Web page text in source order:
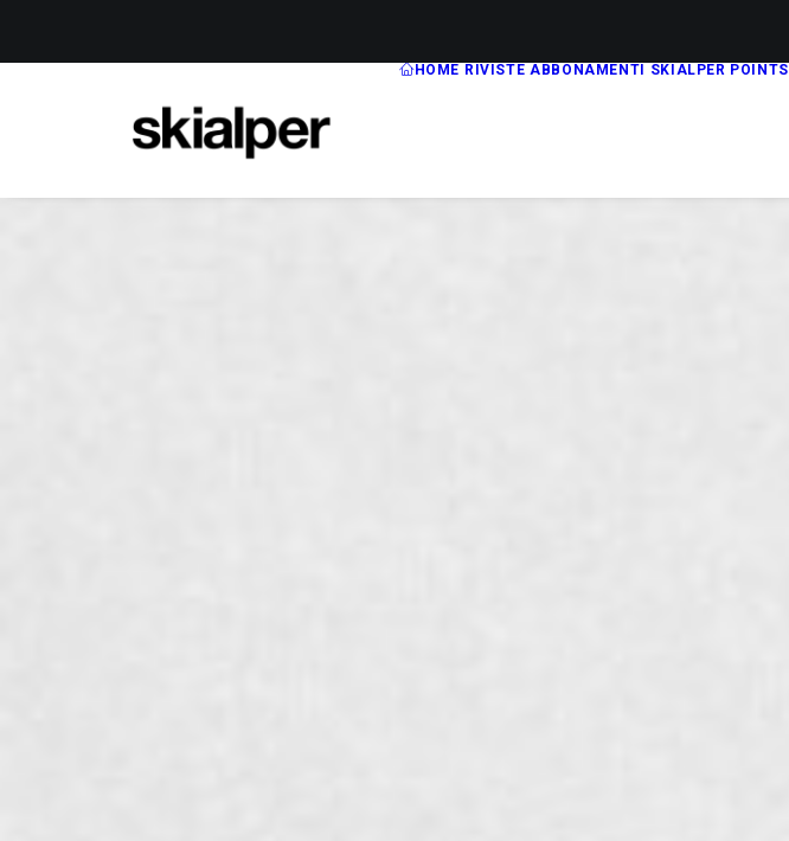
HOME RIVISTE ABBONAMENTI SKIALPER POINTS